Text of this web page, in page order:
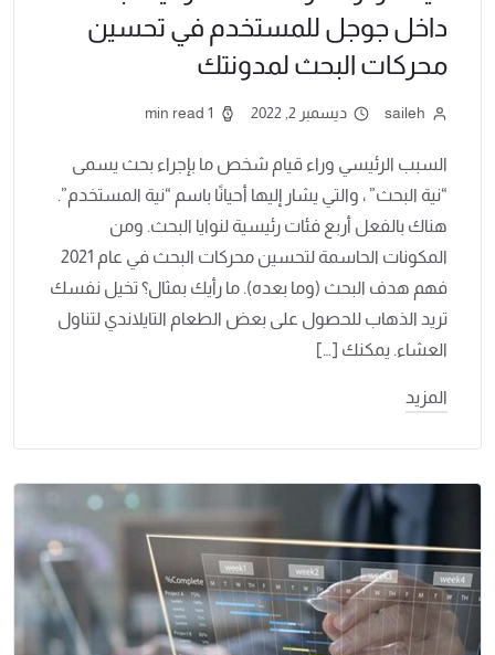
داخل جوجل للمستخدم في تحسين
محركات البحث لمدونتك
saileh ديسمبر 2, 2022 1 min read
السبب الرئيسي وراء قيام شخص ما بإجراء بحث يسمى
“نية البحث” ، والتي يشار إليها أحيانًا باسم “نية المستخدم”.
هناك بالفعل أربع فئات رئيسية لنوايا البحث. ومن
المكونات الحاسمة لتحسين محركات البحث في عام 2021
فهم هدف البحث (وما بعده). ما رأيك بمثال؟ تخيل نفسك
تريد الذهاب للحصول على بعض الطعام التايلاندي لتناول
العشاء. يمكنك […]
المزيد